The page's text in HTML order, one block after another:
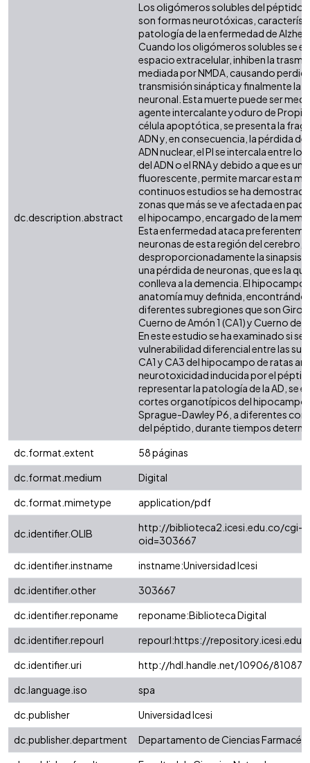
dc.description.abstract
Los oligómeros solubles del péptido
son formas neurotóxicas,
patología de la enfermedad de
Cuando los oligómeros solubles se
espacio extracelular, inhiben la
mediada por NMDA, causando
transmisión sináptica y finalmente la
neuronal. Esta muerte puede ser
agente intercalante yoduro de Propio
célula apoptótica, se presenta la
ADN y, en consecuencia, la pérdida
ADN nuclear, el PI se intercala entre
del ADN o el RNA y debido a que es
fluorescente, permite marcar esta
continuos estudios se ha demostrado
zonas que más se ve afectada en
el hipocampo, encargado de la
Esta enfermedad ataca
neuronas de esta región del cerebro,
desproporcionadamente la sinapsis
una pérdida de neuronas, que es la
conlleva a la demencia. El hipocampo
anatomía muy definida,
diferentes subregiones que son Giro
Cuerno de Amón 1 (CA1) y Cuerno de
En este estudio se ha examinado si se
vulnerabilidad diferencial entre las
CA1 y CA3 del hipocampo de ratas
neurotoxicidad inducida por el
representar la patología de la AD, se
cortes organotípicos del hipocampo
Sprague-Dawley P6, a diferentes
del péptido, durante tiempos
dc.format.extent
58 páginas
dc.format.medium
Digital
dc.format.mimetype
application/pdf
dc.identifier.OLIB
http://biblioteca2.icesi.edu.co/cgi-
oid=303667
dc.identifier.instname
instname:Universidad Icesi
dc.identifier.other
303667
dc.identifier.reponame
reponame:Biblioteca Digital
dc.identifier.repourl
repourl:https://
dc.identifier.uri
http://hdl.handle.net/10906/81087
dc.language.iso
spa
dc.publisher
Universidad Icesi
dc.publisher.department
Departamento de Ciencias